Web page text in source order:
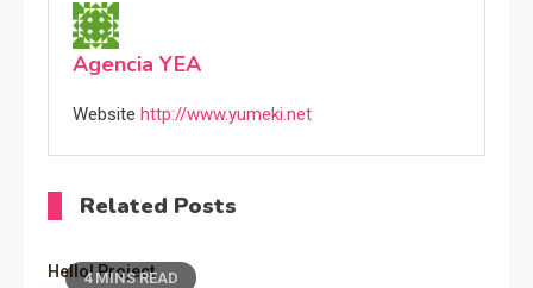
Agencia YEA
Website http://www.yumeki.net
Related Posts
4 MINS READ
Hello! Project